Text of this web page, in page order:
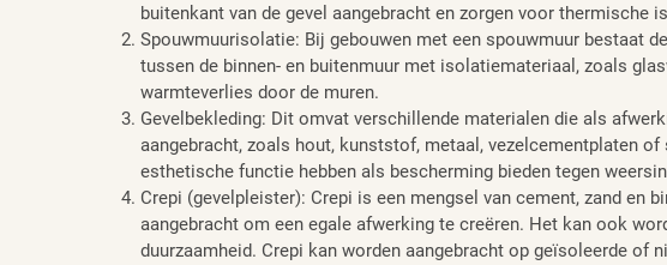
buitenkant van de gevel aangebracht en zorgen voor thermische
Spouwmuurisolatie: Bij gebouwen met een spouwmuur bestaat
tussen de binnen- en buitenmuur met isolatiemateriaal, zoals
warmteverlies door de muren.
Gevelbekleding: Dit omvat verschillende materialen die als
aangebracht, zoals hout, kunststof, metaal, vezelcementplaten
esthetische functie hebben als bescherming bieden tegen
Crepi (gevelpleister): Crepi is een mengsel van cement, zand en
aangebracht om een egale afwerking te creëren. Het kan ook
duurzaamheid. Crepi kan worden aangebracht op geïsoleerde of